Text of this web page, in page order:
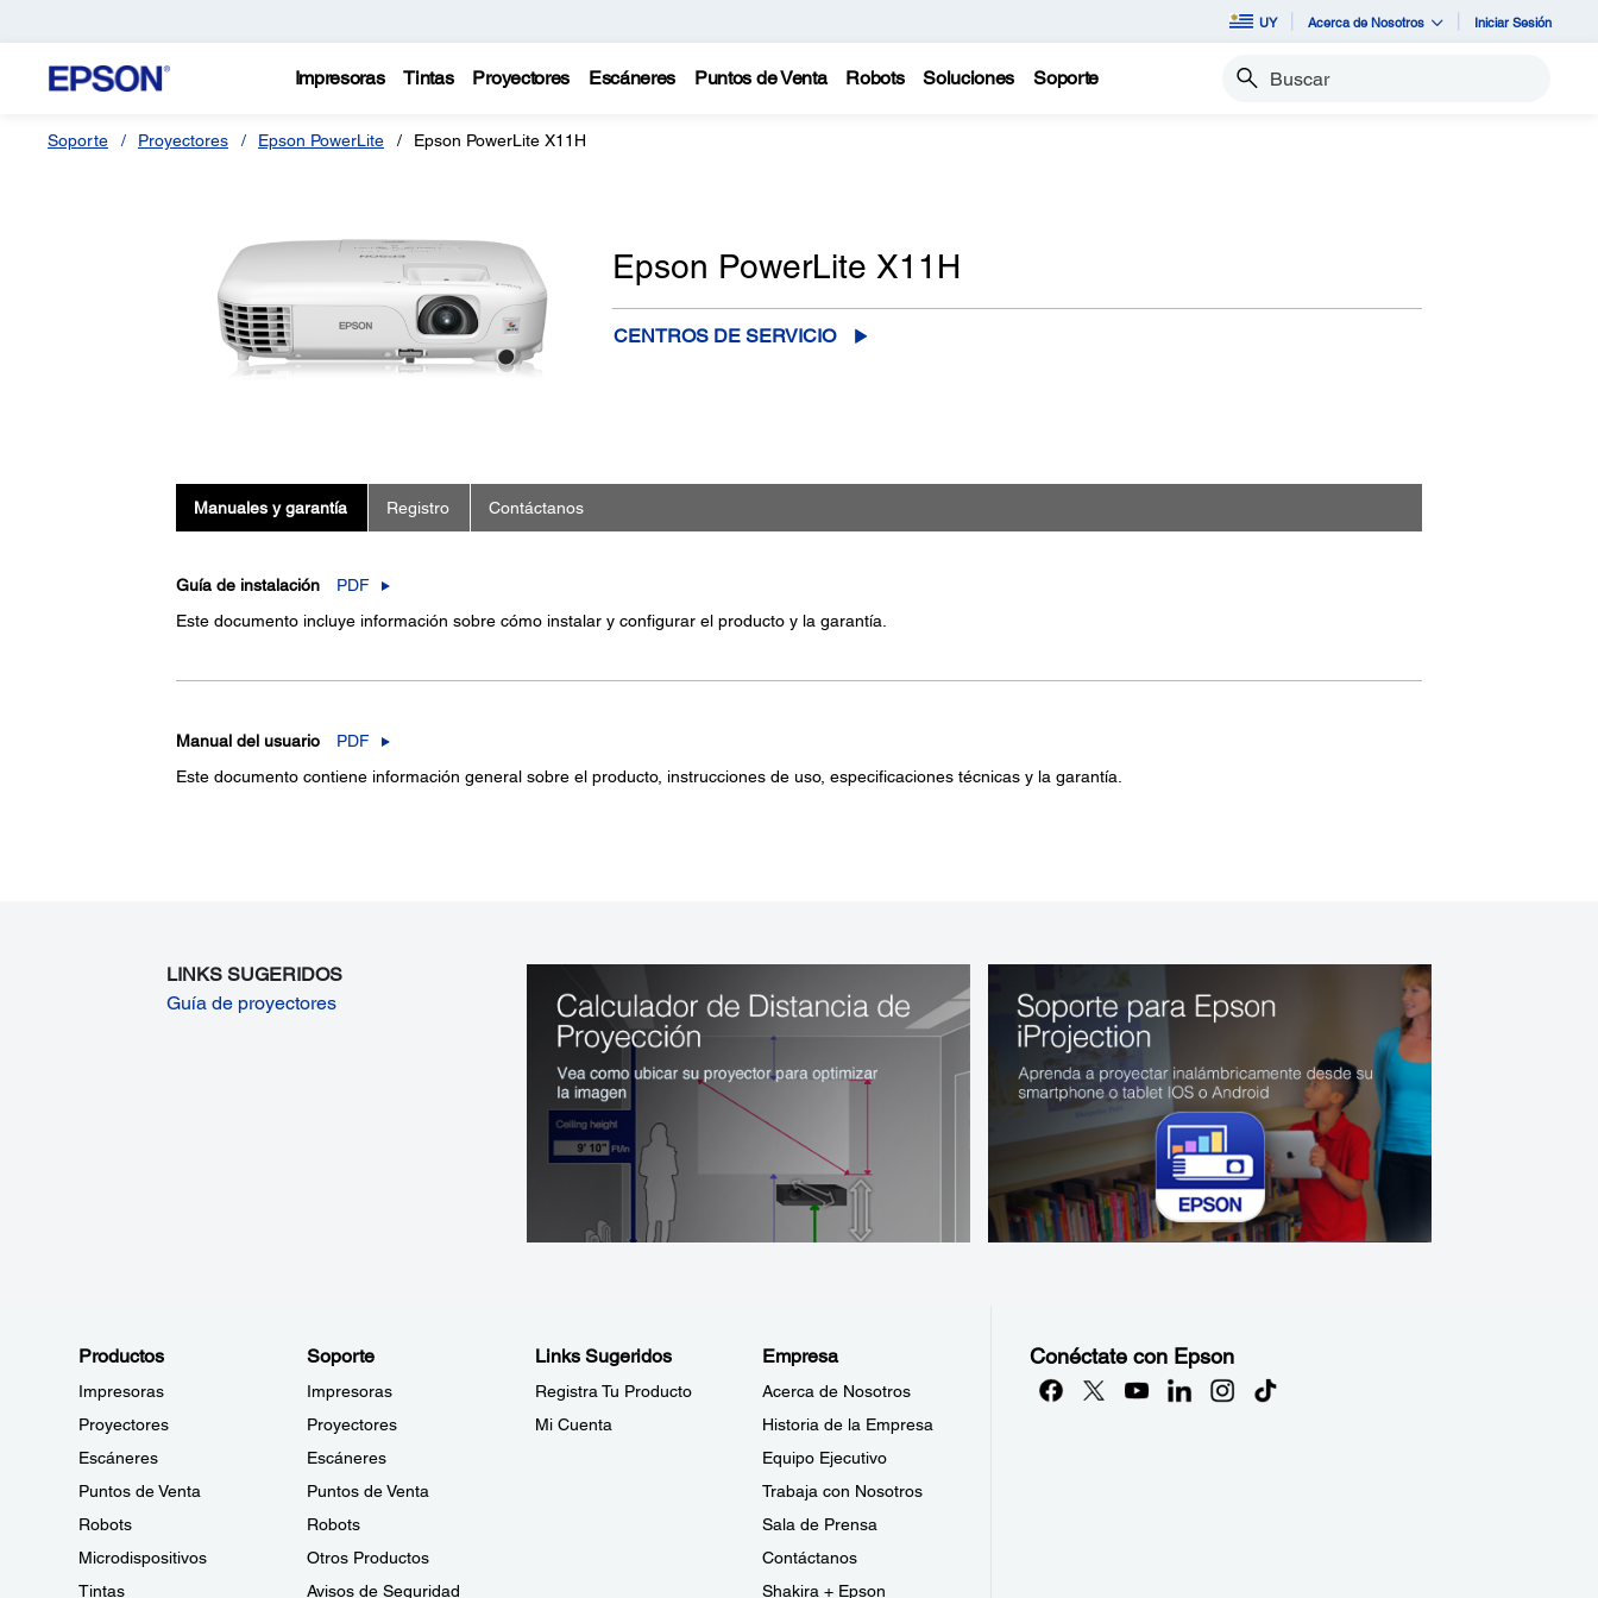
UY Acerca de Nosotros Iniciar Sesión
Impresoras Tintas Proyectores Escáneres Puntos de Venta Robots Soluciones Soporte Buscar
Soporte Proyectores Epson PowerLite Epson PowerLite X11H
Epson PowerLite X11H
CENTROS DE SERVICIO
Manuales y garantía Registro Contáctanos
Guía de instalación
PDF
Este documento incluye información sobre cómo instalar y configurar el producto y la garantía.
Manual del usuario
PDF
Este documento contiene información general sobre el producto, instrucciones de uso, especificaciones técnicas y la garantía.
LINKS SUGERIDOS
Guía de proyectores
Productos
Impresoras
Proyectores
Escáneres
Puntos de Venta
Robots
Microdispositivos
Tintas
Soporte
Impresoras
Proyectores
Escáneres
Puntos de Venta
Robots
Otros Productos
Avisos de Seguridad
Links Sugeridos
Registra Tu Producto
Mi Cuenta
Empresa
Acerca de Nosotros
Historia de la Empresa
Equipo Ejecutivo
Trabaja con Nosotros
Sala de Prensa
Contáctanos
Shakira + Epson
Conéctate con Epson